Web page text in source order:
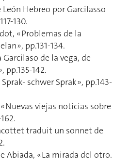
Hebreo por Garcilasso
130.
« Problemas de la
», pp.131-134.
Garcilaso de la vega, de
pp.135-142.
schwer Sprak », pp.143-
Nuevas viejas noticias sobre
traduit un sonnet de
Abiada, « La mirada del otro.